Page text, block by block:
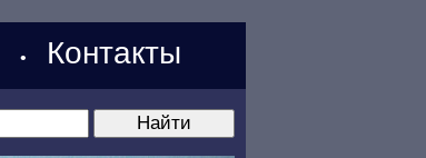
• Контакты